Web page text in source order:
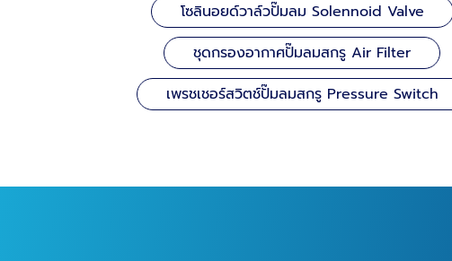
โซลินอยด์วาล์วปั๊มลม Solennoid Valve
ชุดกรองอากาศปั๊มลมสกรู Air Filter
เพรชเชอร์สวิตช์ปั๊มลมสกรู Pressure Switch